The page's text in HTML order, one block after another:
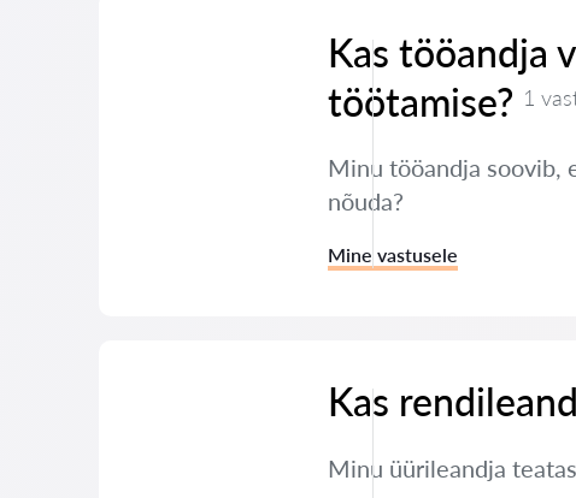
Kas tööandja
töötamise? 1
Minu tööandja soovib,
nõuda?
Mine vastusele
Kas
Minu üürileandja